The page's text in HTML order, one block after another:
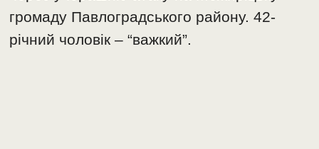
громаду Павлоградського району. 42-
річний чоловік – “важкий”.